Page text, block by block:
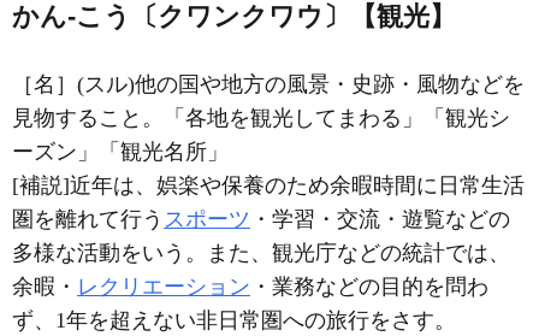
かん‐こう〔クワンクワウ〕【観光】
［名］ (スル)他の国や地方の風景・史跡・風物などを
見物すること。「各地を観光 してまわる」「 観光シ
ーズン」「 観光名所」
[補説]近年は、娯楽や保養のため余暇時間に日常生活
圏を離れて行う スポーツ ・学習・交流・遊覧などの
多様な活動をいう。また、観光庁などの統計では、
余暇・ レクリエーション ・業務などの目的を問わ
ず、1年を超えない非日常圏への旅行をさす。